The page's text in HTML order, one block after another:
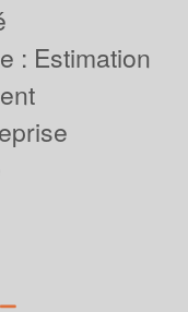
: Estimation